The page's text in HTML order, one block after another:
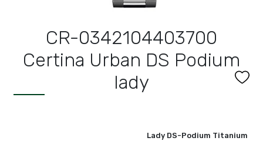
CR-0342104403700
Certina Urban DS Podium
lady
Lady DS-Podium Titanium